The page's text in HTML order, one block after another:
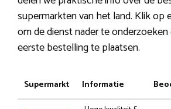
supermarkten van het land. Klik op
om de dienst nader te
eerste bestelling te plaatsen.
Supermarkt Informatie